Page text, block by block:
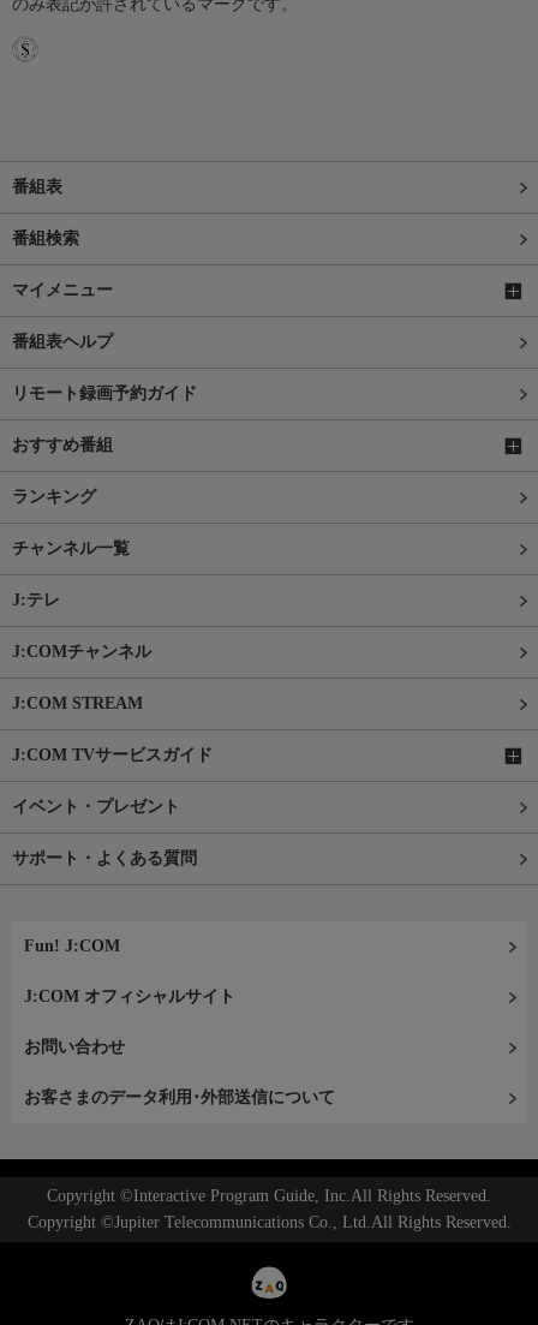
のみ表記が許されているマークです。
番組表
番組検索
マイメニュー
番組表ヘルプ
リモート録画予約ガイド
おすすめ番組
ランキング
チャンネル一覧
J:テレ
J:COMチャンネル
J:COM STREAM
J:COM TVサービスガイド
イベント・プレゼント
サポート・よくある質問
Fun! J:COM
J:COM オフィシャルサイト
お問い合わせ
お客さまのデータ利用･外部送信について
Copyright ©Interactive Program Guide, Inc.All Rights Reserved.
Copyright ©Jupiter Telecommunications Co., Ltd.All Rights Reserved.